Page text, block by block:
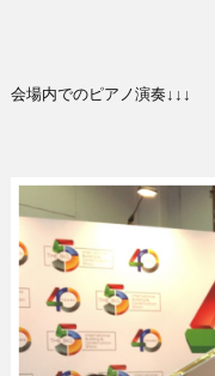
会場内でのピアノ演奏↓↓↓